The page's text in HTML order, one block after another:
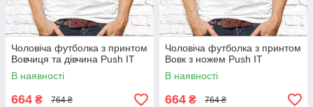
Чоловіча футболка з принтом
Вовчиця та дівчина Push IT
В наявності
664 ₴ 764 ₴
Чоловіча футболка з принтом
Вовк з ножем Push IT
В наявності
664 ₴ 764 ₴